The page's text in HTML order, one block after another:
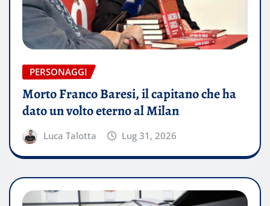
PERSONAGGI
Morto Franco Baresi, il capitano che ha
dato un volto eterno al Milan
Luca Talotta Lug 31, 2026